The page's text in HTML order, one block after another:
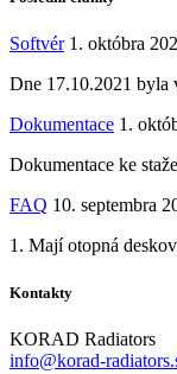
Softvér 1. októbra
Dne 17.10.2021 byla
Dokumentace 1.
Dokumentace ke
FAQ 10. septembra
1. Mají otopná
Kontakty
KORAD Radiators
info@korad-